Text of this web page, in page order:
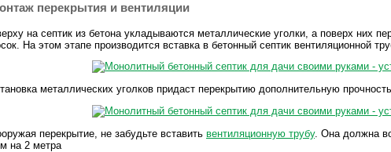
перекрытия и вентиляции
на септик из бетона укладываются металлические уголки, а поверх них
На этом этапе производится вставка в бетонный септик вентиляционной
металлических уголков придаст перекрытию дополнительную прочность
перекрытие, не забудьте вставить вентиляционную трубу. Она должна
на 2 метра